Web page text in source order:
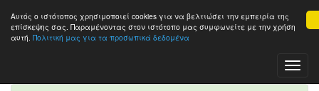
Αυτός ο ιστότοπος χρησιμοποιεί cookies για να βελτιώσει την εμπειρία της
επίσκεψης σας. Παραμένοντας στον ιστότοπo μας συμφωνείτε με την χρήση
αυτή. Πολιτική μας για τα προσωπικά δεδομένα